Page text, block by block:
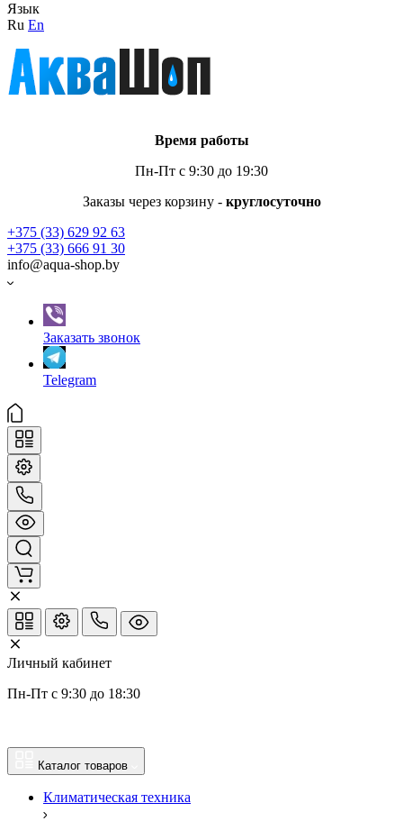
Язык
Ru En
Время работы
Пн-Пт с 9:30 до 19:30
Заказы через корзину - круглосуточно
+375 (33) 629 92 63
+375 (33) 666 91 30
info@aqua-shop.by
Заказать звонок
Telegram
Личный кабинет
Пн-Пт с 9:30 до 18:30
Каталог товаров
Климатическая техника